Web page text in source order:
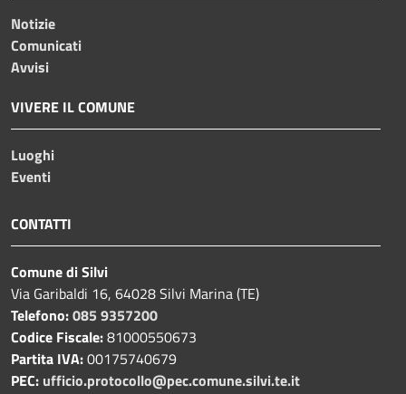
Notizie
Comunicati
Avvisi
VIVERE IL COMUNE
Luoghi
Eventi
CONTATTI
Comune di Silvi
Via Garibaldi 16, 64028 Silvi Marina (TE)
Telefono:085 9357200
Codice Fiscale:81000550673
Partita IVA:00175740679
PEC: ufficio.protocollo@pec.comune.silvi.te.it